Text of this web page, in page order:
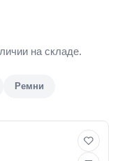
на складе.
Ремни